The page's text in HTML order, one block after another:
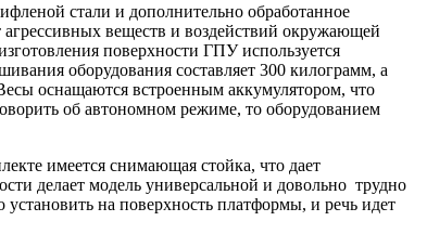
стали и дополнительно обработанное
веществ и воздействий окружающей
поверхности ГПУ используется
оборудования составляет 300 килограмм, а
оснащаются встроенным аккумулятором, что
об автономном режиме, то оборудованием
имеется снимающая стойка, что дает
делает модель универсальной и довольно трудно
на поверхность платформы, и речь идет